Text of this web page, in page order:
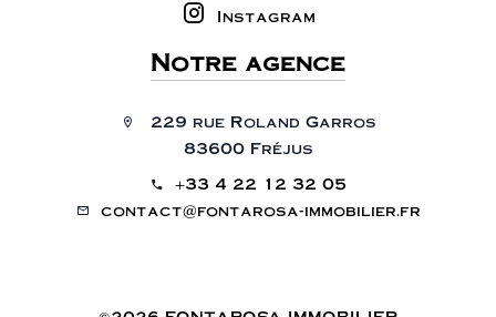
Instagram
Notre agence
229 rue Roland Garros
83600 Fréjus
+33 4 22 12 32 05
contact@fontarosa-immobilier.fr